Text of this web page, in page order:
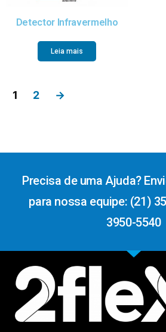
Detector Infravermelho
Leia mais
1 2 →
Precisa de uma Ajuda?
para nossa equipe: (21)
3950-5540